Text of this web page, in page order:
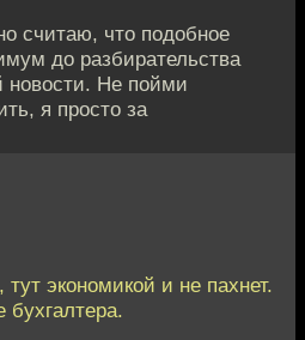
считаю, что подобное
до разбирательства
новости. Не пойми
я просто за
экономикой и не пахнет.